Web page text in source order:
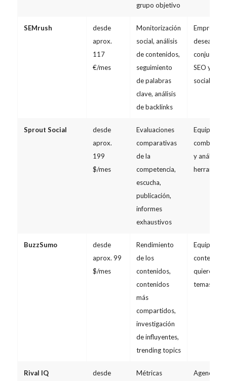
grupo objetivo
SEMrush
desde
aprox.
117
€/mes
Monitorización
social, análisis
de contenidos,
seguimiento
de palabras
clave, análisis
de backlinks
Empresas
desean
SEO y las
sociales
Sprout Social
desde
aprox.
199
$/mes
Evaluaciones
comparativas
de la
competencia,
escucha,
publicación,
informes
exhaustivos
Equipos
combinar
y análisis
BuzzSumo
desde
aprox. 99
$/mes
Rendimiento
de los
contenidos,
contenidos
más
compartidos,
investigación
de influyentes,
trending topics
Equipos de
quieren
temas son
Rival IQ
desde
Métricas
Agencias y